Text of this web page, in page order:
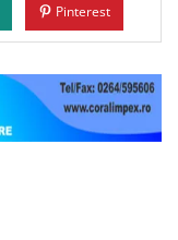
Pinterest